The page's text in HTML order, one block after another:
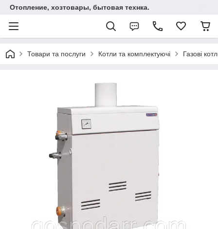
Отопление, хозтовары, бытовая технка.
Товари та послуги Котли та комплектуючі Газові